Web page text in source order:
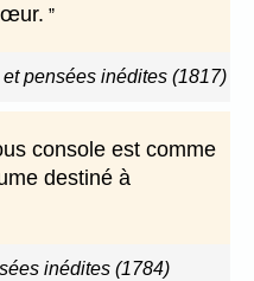
pensées inédites (1817)
console est comme
destiné à
inédites (1784)